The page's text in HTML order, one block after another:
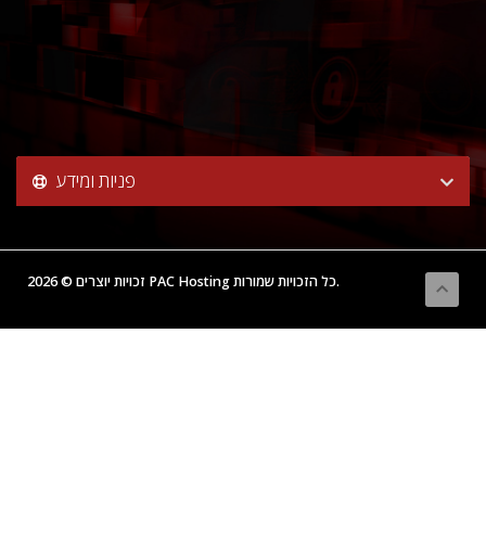
פניות ומידע
זכויות יוצרים © 2026 PAC Hosting כל הזכויות שמורות.